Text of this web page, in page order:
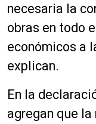
necesaria la
obras en todo
económicos a
explican.
En la
agregan que